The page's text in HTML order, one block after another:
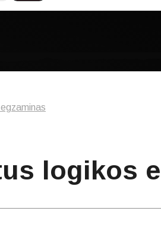
logikos